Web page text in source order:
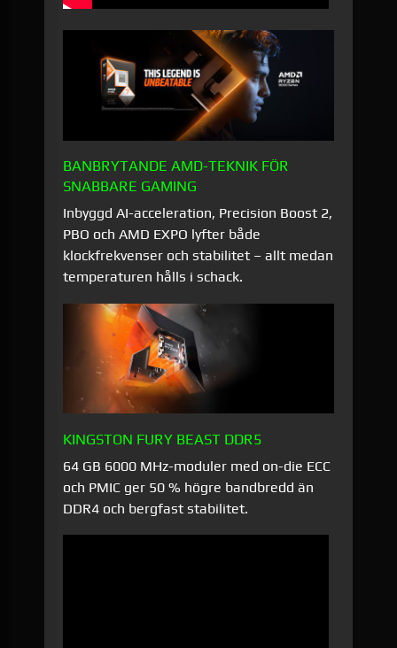
BANBRYTANDE AMD-TEKNIK FÖR
SNABBARE GAMING
Inbyggd AI-acceleration, Precision Boost 2,
PBO och AMD EXPO lyfter både
klockfrekvenser och stabilitet – allt medan
temperaturen hålls i schack.
KINGSTON FURY BEAST DDR5
64 GB 6000 MHz-moduler med on-die ECC
och PMIC ger 50 % högre bandbredd än
DDR4 och bergfast stabilitet.